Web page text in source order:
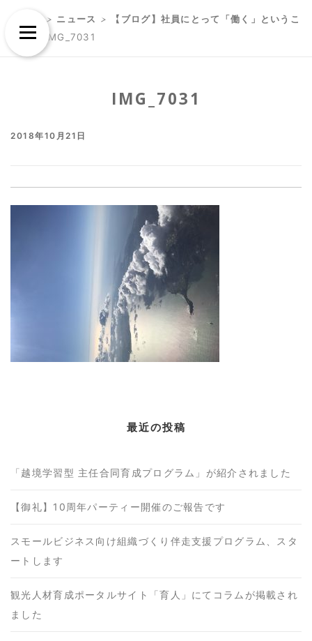
Menu
> ニュース >
【ブログ】社員にとって「働く」というこ
と> IMG_7031
IMG_7031
2018年10月21日
最近の投稿
「越境学習型 主任合同育成プログラム」が紹介されました
【御礼】10周年パーティー開催のご報告です
スモールビジネス向け組織づくり伴走支援プログラム、スタ
ートします
観光人材育成ポータルサイト「育人」にてコラムが掲載され
ました